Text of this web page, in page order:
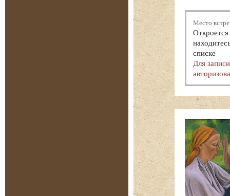
Место
списке
Для